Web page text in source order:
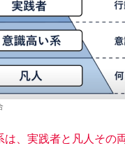
は、実践者と凡人その